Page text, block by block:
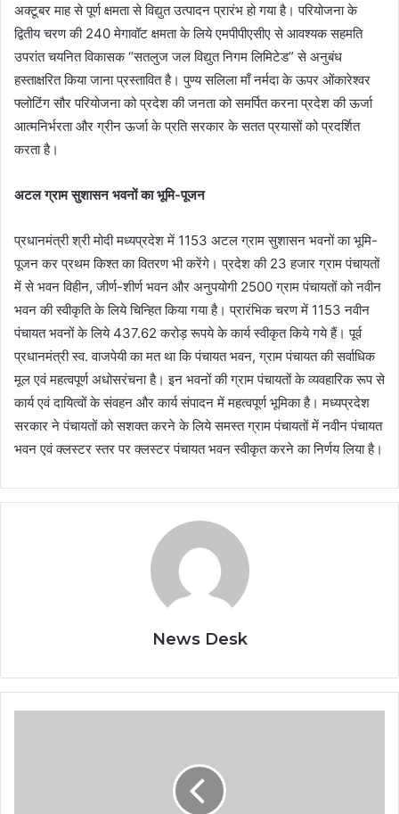
अक्टूबर माह से पूर्ण क्षमता से विद्युत उत्पादन प्रारंभ हो गया है। परियोजना के
द्वितीय चरण की 240 मेगावॉट क्षमता के लिये एमपीपीएसीए से आवश्यक सहमति
उपरांत चयनित विकासक “सतलुज जल विद्युत निगम लिमिटेड” से अनुबंध
हस्ताक्षरित किया जाना प्रस्तावित है। पुण्य सलिला माँ नर्मदा के ऊपर ओंकारेश्वर
फ्लोटिंग सौर परियोजना को प्रदेश की जनता को समर्पित करना प्रदेश की ऊर्जा
आत्मनिर्भरता और ग्रीन ऊर्जा के प्रति सरकार के सतत प्रयासों को प्रदर्शित
करता है।
अटल ग्राम सुशासन भवनों का भूमि-पूजन
प्रधानमंत्री श्री मोदी मध्यप्रदेश में 1153 अटल ग्राम सुशासन भवनों का भूमि-
पूजन कर प्रथम किश्त का वितरण भी करेंगे। प्रदेश की 23 हजार ग्राम पंचायतों
में से भवन विहीन, जीर्ण-शीर्ण भवन और अनुपयोगी 2500 ग्राम पंचायतों को नवीन
भवन की स्वीकृति के लिये चिन्हित किया गया है। प्रारंभिक चरण में 1153 नवीन
पंचायत भवनों के लिये 437.62 करोड़ रूपये के कार्य स्वीकृत किये गये हैं। पूर्व
प्रधानमंत्री स्व. वाजपेयी का मत था कि पंचायत भवन, ग्राम पंचायत की सर्वाधिक
मूल एवं महत्वपूर्ण अधोसरंचना है। इन भवनों की ग्राम पंचायतों के व्यवहारिक रूप से
कार्य एवं दायित्वों के संवहन और कार्य संपादन में महत्वपूर्ण भूमिका है। मध्यप्रदेश
सरकार ने पंचायतों को सशक्त करने के लिये समस्त ग्राम पंचायतों में नवीन पंचायत
भवन एवं क्लस्टर स्तर पर क्लस्टर पंचायत भवन स्वीकृत करने का निर्णय लिया है।
News Desk